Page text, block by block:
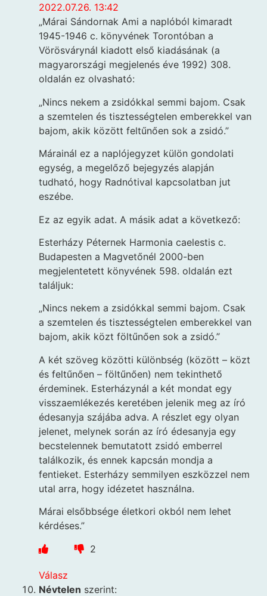
2022.07.26. 13:42
„Márai Sándornak Ami a naplóból kimaradt
1945-1946 c. könyvének Torontóban a
Vörösvárynál kiadott első kiadásának (a
magyarországi megjelenés éve 1992) 308.
oldalán ez olvasható:
„Nincs nekem a zsidókkal semmi bajom. Csak
a szemtelen és tisztességtelen emberekkel van
bajom, akik között feltűnően sok a zsidó.”
Márainál ez a naplójegyzet külön gondolati
egység, a megelőző bejegyzés alapján
tudható, hogy Radnótival kapcsolatban jut
eszébe.
Ez az egyik adat. A másik adat a következő:
Esterházy Péternek Harmonia caelestis c.
Budapesten a Magvetőnél 2000-ben
megjelentetett könyvének 598. oldalán ezt
találjuk:
„Nincs nekem a zsidókkal semmi bajom. Csak
a szemtelen és tisztességtelen emberekkel van
bajom, akik közt föltűnően sok a zsidó.”
A két szöveg közötti különbség (között – közt
és feltűnően – föltűnően) nem tekinthető
érdeminek. Esterházynál a két mondat egy
visszaemlékezés keretében jelenik meg az író
édesanyja szájába adva. A részlet egy olyan
jelenet, melynek során az író édesanyja egy
becstelennek bemutatott zsidó emberrel
találkozik, és ennek kapcsán mondja a
fentieket. Esterházy semmilyen eszközzel nem
utal arra, hogy idézetet használna.
Márai elsőbbsége életkori okból nem lehet
kérdéses.”
2
Válasz
Névtelen szerint: